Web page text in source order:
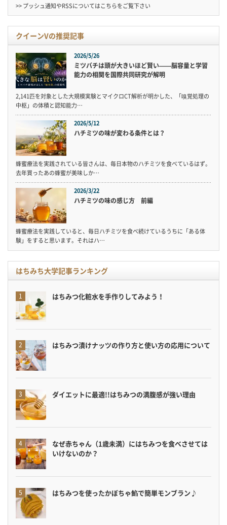
>> プッシュ通知やRSSについてはこちらをご覧下さい
クイーンVの推奨記事
2026/5/26
ミツバチは頭が大きいほど賢い——脳容量と学習
能力の相関を国際共同研究が解明
2,141匹を対象とした大規模実験とマイクロCT解析が明かした、「嗅覚処理の
中枢」の体積と認知能力…
2026/5/12
ハチミツの味が変わる条件とは？
蜂蜜療法を実践されている皆さんは、毎日本物のハチミツを食べているはず。
去年買ったあの蜂蜜が美味しか…
2026/3/22
ハチミツの味の感じ方 前編
蜂蜜療法を実践していると、毎日ハチミツを食べ続けているうちに「ある体
験」をすると思います。それはハ…
はちみち大学記事ランキング
はちみつ化粧水を手作りしてみよう！
はちみつ漬けナッツの作り方と使い方の応用について
ダイエットに最適!!はちみつの満腹感が強い理由
なぜ赤ちゃん（1歳未満）にはちみつを食べさせては
いけないのか？
はちみつを使ったかぼちゃ餡で簡単モンブラン♪